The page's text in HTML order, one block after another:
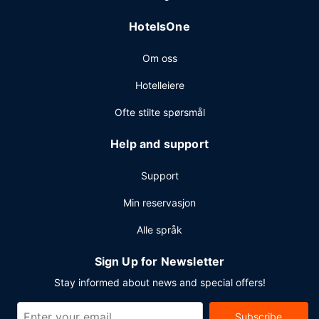
HotelsOne
Om oss
Hotelleiere
Ofte stilte spørsmål
Help and support
Support
Min reservasjon
Alle språk
Sign Up for Newsletter
Stay informed about news and special offers!
Subscribe